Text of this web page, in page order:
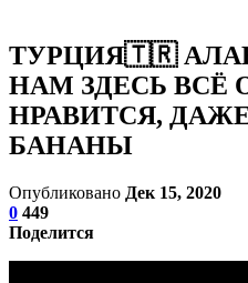
ТУРЦИЯ🇹🇷
НАМ ЗДЕСЬ ВСË
НРАВИТСЯ,
БАНАНЫ
Опубликовано Дек 15, 2020
0 449
Поделится